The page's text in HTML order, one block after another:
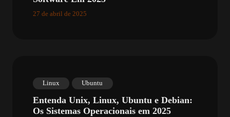
27 de abril de 2025
Linux Ubuntu
Entenda Unix, Linux, Ubuntu e Debian:
Os Sistemas Operacionais em 2025